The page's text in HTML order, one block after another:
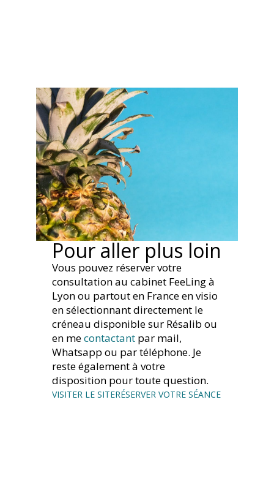
Pour aller plus loin
Vous pouvez réserver votre
consultation au cabinet FeeLing à
Lyon ou partout en France en visio
en sélectionnant directement le
créneau disponible sur Résalib ou
en mecontactant par mail,
Whatsapp ou par téléphone. Je
reste également à votre
disposition pour toute question.
VISITER LE SITERÉSERVER VOTRE SÉANCE